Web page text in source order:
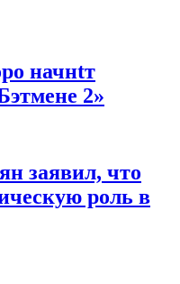
начнtт
2»
заявил, что
роль в